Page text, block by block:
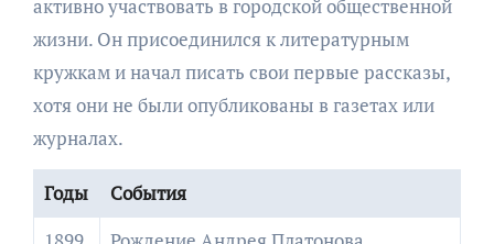
активно участвовать в городской общественной
жизни. Он присоединился к литературным
кружкам и начал писать свои первые рассказы,
хотя они не были опубликованы в газетах или
журналах.
Годы
События